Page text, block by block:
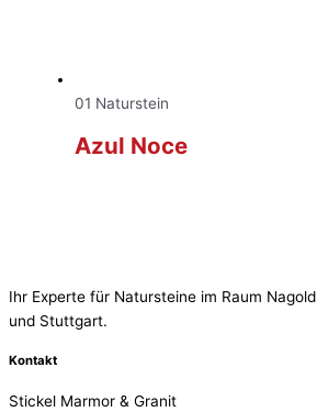
01 Naturstein
Azul Noce
Ihr Experte für Natursteine im Raum
und Stuttgart.
Kontakt
Stickel Marmor & Granit